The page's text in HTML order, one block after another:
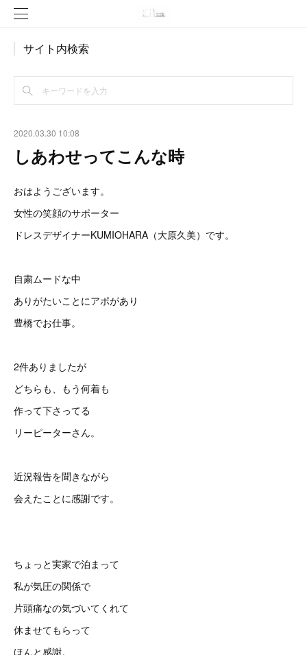
サイト内検索
2020.03.30 10:08
しあわせってこんな時
おはようございます。
女性の笑顔のサポーター
ドレスデザイナーKUMIOHARA（大原久美）です。
自粛ムードな中
ありがたいことにアポがあり
豊橋でお仕事。
2件ありましたが
どちらも、もう何着も
作って下さってる
リーピーターさん。
近況報告を聞きながら
会えたことに感謝です。
ちょっと実家で泊まって
私が気圧の関係で
片頭痛なの気づいてくれて
休ませてもらって
ほんと感謝。